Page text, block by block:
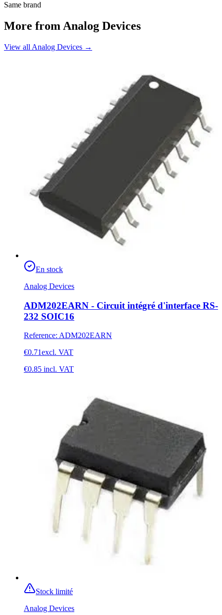
Same brand
More from Analog Devices
View all Analog Devices →
En stock
Analog Devices
ADM202EARN - Circuit intégré d'interface RS-
232 SOIC16
Reference: ADM202EARN
€0.71excl. VAT
€0.85 incl. VAT
Stock limité
Analog Devices